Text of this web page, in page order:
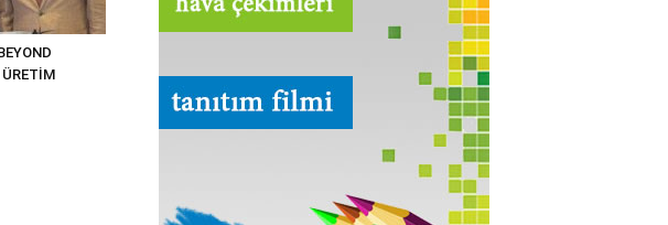
ÜRETİM